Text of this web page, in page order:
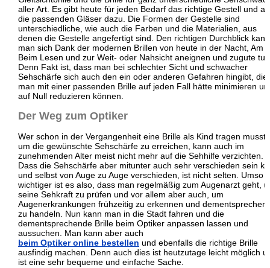
aller Art. Es gibt heute für jeden Bedarf das richtige Gestell und
die passenden Gläser dazu. Die Formen der Gestelle sind
unterschiedliche, wie auch die Farben und die Materialien, aus
denen die Gestelle angefertigt sind. Den richtigen Durchblick kann
man sich Dank der modernen Brillen von heute in der Nacht, Am
Beim Lesen und zur Weit- oder Nahsicht aneignen und zugute
Denn Fakt ist, dass man bei schlechter Sicht und schwacher
Sehschärfe sich auch den ein oder anderen Gefahren hingibt, die
man mit einer passenden Brille auf jeden Fall hätte minimieren
auf Null reduzieren können.
Der Weg zum Optiker
Wer schon in der Vergangenheit eine Brille als Kind tragen
um die gewünschte Sehschärfe zu erreichen, kann auch im
zunehmenden Alter meist nicht mehr auf die Sehhilfe verzichten.
Dass die Sehschärfe aber mitunter auch sehr verschieden sein
und selbst von Auge zu Auge verschieden, ist nicht selten. Umso
wichtiger ist es also, dass man regelmäßig zum Augenarzt geht,
seine Sehkraft zu prüfen und vor allem aber auch, um
Augenerkrankungen frühzeitig zu erkennen und
zu handeln. Nun kann man in die Stadt fahren und die
dementsprechende Brille beim Optiker anpassen lassen und
aussuchen. Man kann aber auch
beim Optiker online bestellen und ebenfalls die richtige Brille
ausfindig machen. Denn auch dies ist heutzutage leicht möglich
ist eine sehr bequeme und einfache Sache.